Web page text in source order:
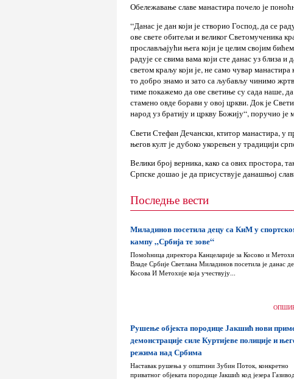
Обележавање славе манастира почело је
“Данас је дан који је створио Господ, да се
ове свете обитељи и великог Светомученика
прослављајући њега који је целим својим
радује се свима вама који сте данас уз близа
светом краљу који је, не само чувар
то добро знамо и зато са љубављу чинимо
тиме покажемо да ове светиње су сада наше,
стамено овде борави у овој цркви. Док је
народ уз братију и цркву Божију“, поручио је
Свети Стефан Дечански, ктитор манастира, у
његов култ је дубоко укорењен у традицији
Велики број верника, како са ових простора,
Српске дошао је да присуствује данашњој
Последње вести
Миладинов посетила децу са КиМ у
кампу „Србија те зове“
Помоћница директора Канцеларије за Косово и
Владе Србије Светлана Миладинов посетила је данас
Косова И Метохије која учествују...
Рушење објекта породице Јакшић нови
демонстрације силе Куртијеве полиције и
режима над Србима
Наставак рушења у општини Зубин Поток, конкретно
приватног објеката породице Јакшић код језера